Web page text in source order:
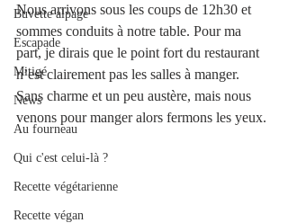
Buvette alpage
Escapade
Mitigé
News
Au fourneau
Qui c'est celui-là ?
Recette végétarienne
Recette végan
Nous arrivons sous les coups de 12h30 et
sommes conduits à notre table. Pour ma
part, je dirais que le point fort du restaurant
n’est clairement pas les salles à manger.
Sans charme et un peu austère, mais nous
venons pour manger alors fermons les yeux.